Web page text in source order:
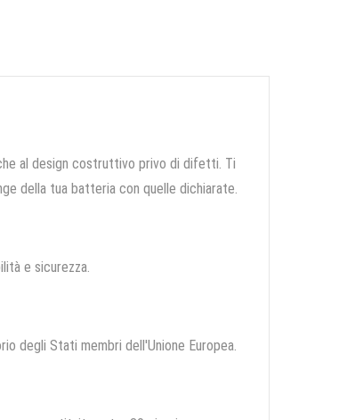
al design costruttivo privo di difetti. Ti
della tua batteria con quelle dichiarate.
e sicurezza.
degli Stati membri dell'Unione Europea.